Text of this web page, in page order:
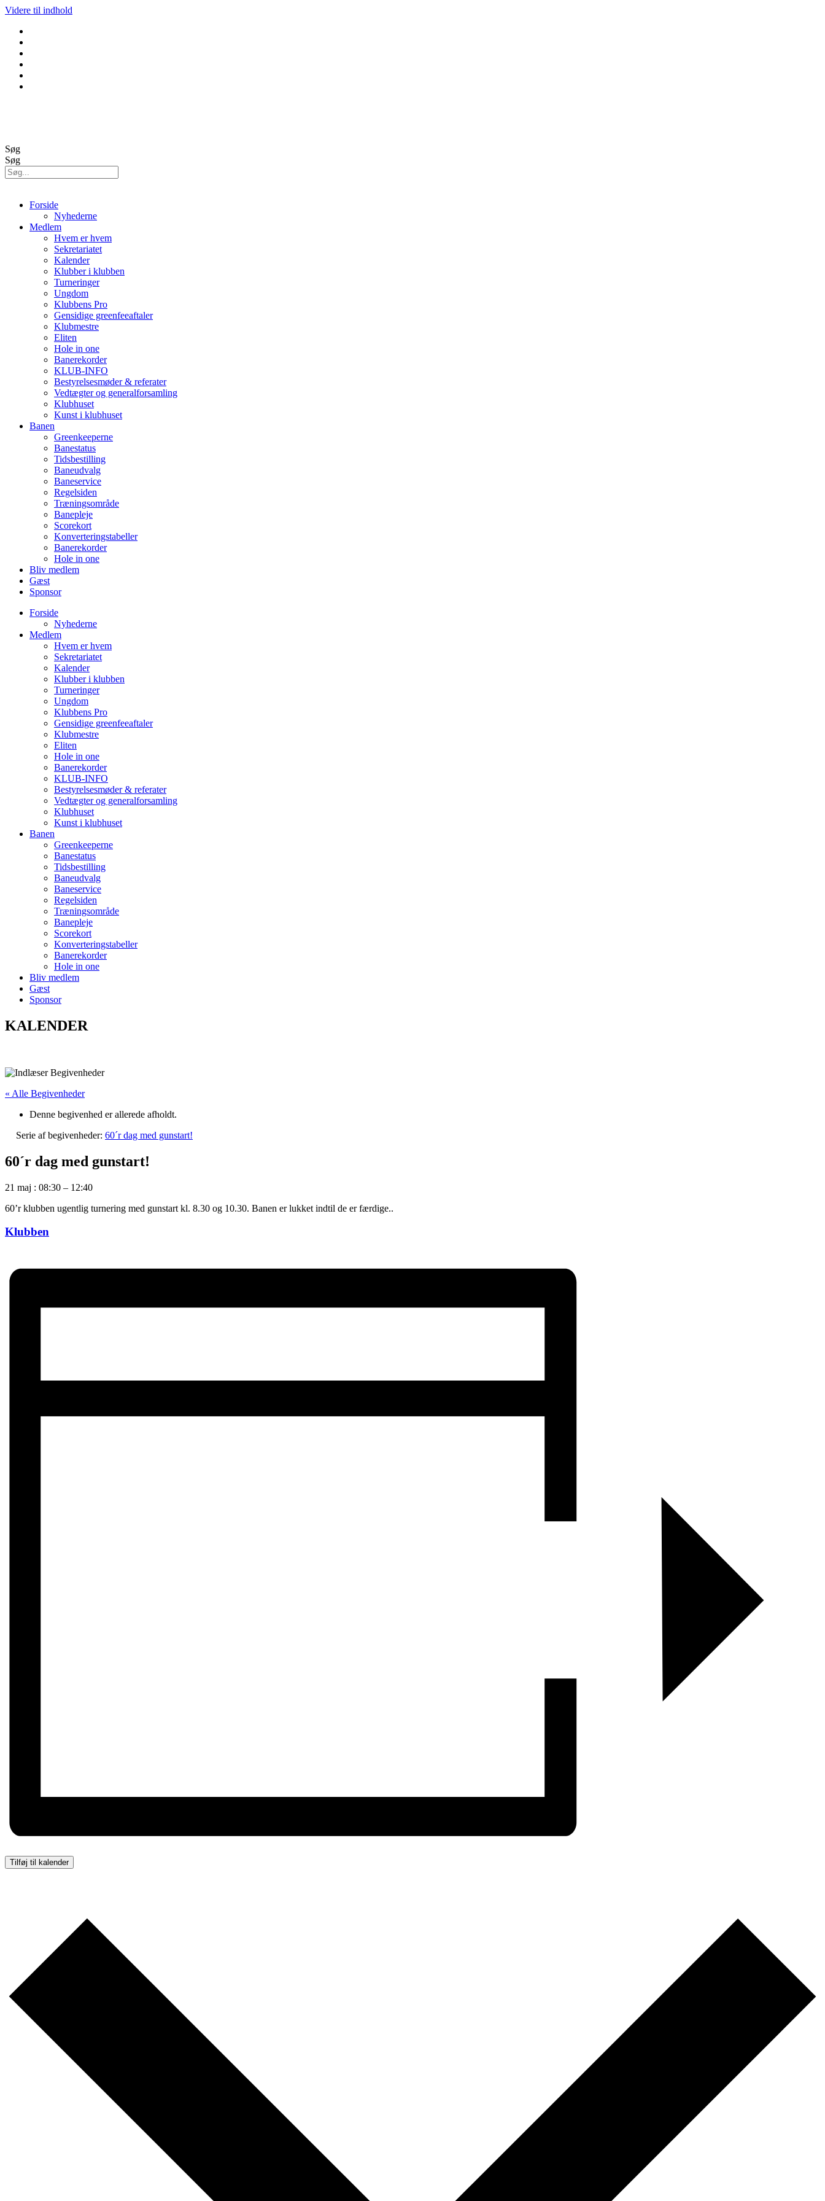
Videre til indhold
Søg
Søg
Forside
Nyhederne
Medlem
Hvem er hvem
Sekretariatet
Kalender
Klubber i klubben
Turneringer
Ungdom
Klubbens Pro
Gensidige greenfeeaftaler
Klubmestre
Eliten
Hole in one
Banerekorder
KLUB-INFO
Bestyrelsesmøder & referater
Vedtægter og generalforsamling
Klubhuset
Kunst i klubhuset
Banen
Greenkeeperne
Banestatus
Tidsbestilling
Baneudvalg
Baneservice
Regelsiden
Træningsområde
Banepleje
Scorekort
Konverteringstabeller
Banerekorder
Hole in one
Bliv medlem
Gæst
Sponsor
Forside
Nyhederne
Medlem
Hvem er hvem
Sekretariatet
Kalender
Klubber i klubben
Turneringer
Ungdom
Klubbens Pro
Gensidige greenfeeaftaler
Klubmestre
Eliten
Hole in one
Banerekorder
KLUB-INFO
Bestyrelsesmøder & referater
Vedtægter og generalforsamling
Klubhuset
Kunst i klubhuset
Banen
Greenkeeperne
Banestatus
Tidsbestilling
Baneudvalg
Baneservice
Regelsiden
Træningsområde
Banepleje
Scorekort
Konverteringstabeller
Banerekorder
Hole in one
Bliv medlem
Gæst
Sponsor
KALENDER
« Alle Begivenheder
Denne begivenhed er allerede afholdt.
Serie af begivenheder: 60´r dag med gunstart!
60´r dag med gunstart!
21 maj : 08:30 – 12:40
60’r klubben ugentlig turnering med gunstart kl. 8.30 og 10.30. Banen er lukket indtil de er færdige..
Klubben
Tilføj til kalender